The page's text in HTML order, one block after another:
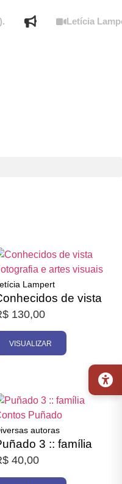
Letícia
e artes visuais
Lampert
de vista
130,00
VISUALIZAR
Puñado
autoras
3 :: família
40,00